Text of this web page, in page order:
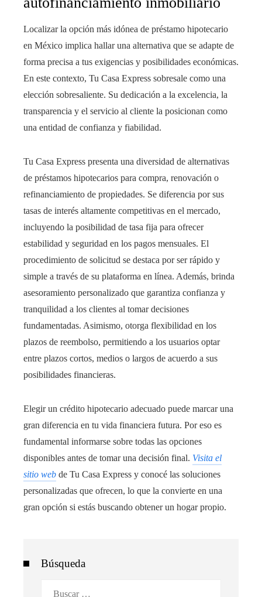
Localizar la opción más idónea de préstamo hipotecario
en México implica hallar una alternativa que se adapte de
forma precisa a tus exigencias y posibilidades económicas.
En este contexto, Tu Casa Express sobresale como una
elección sobresaliente. Su dedicación a la excelencia, la
transparencia y el servicio al cliente la posicionan como
una entidad de confianza y fiabilidad.
Tu Casa Express presenta una diversidad de alternativas
de préstamos hipotecarios para compra, renovación o
refinanciamiento de propiedades. Se diferencia por sus
tasas de interés altamente competitivas en el mercado,
incluyendo la posibilidad de tasa fija para ofrecer
estabilidad y seguridad en los pagos mensuales. El
procedimiento de solicitud se destaca por ser rápido y
simple a través de su plataforma en línea. Además, brinda
asesoramiento personalizado que garantiza confianza y
tranquilidad a los clientes al tomar decisiones
fundamentadas. Asimismo, otorga flexibilidad en los
plazos de reembolso, permitiendo a los usuarios optar
entre plazos cortos, medios o largos de acuerdo a sus
posibilidades financieras.
Elegir un crédito hipotecario adecuado puede marcar una
gran diferencia en tu vida financiera futura. Por eso es
fundamental informarse sobre todas las opciones
disponibles antes de tomar una decisión final. Visita el
sitio web de Tu Casa Express y conocé las soluciones
personalizadas que ofrecen, lo que la convierte en una
gran opción si estás buscando obtener un hogar propio.
Búsqueda